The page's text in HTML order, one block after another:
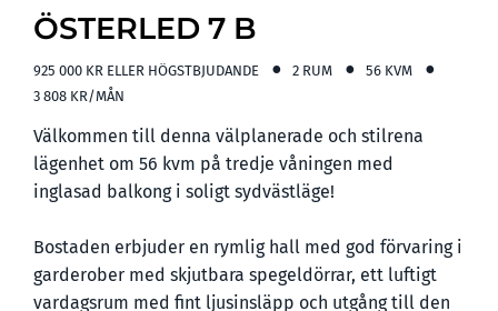
ÖSTERLED 7 B
925 000 KR ELLER HÖGSTBJUDANDE 2 RUM
56 KVM
3 808 KR/MÅN
Välkommen till denna välplanerade och stilrena
lägenhet om 56 kvm på tredje våningen med
inglasad balkong i soligt sydvästläge!
Bostaden erbjuder en rymlig hall med god förvaring i
garderober med skjutbara spegeldörrar, ett luftigt
vardagsrum med fint ljusinsläpp och utgång till den